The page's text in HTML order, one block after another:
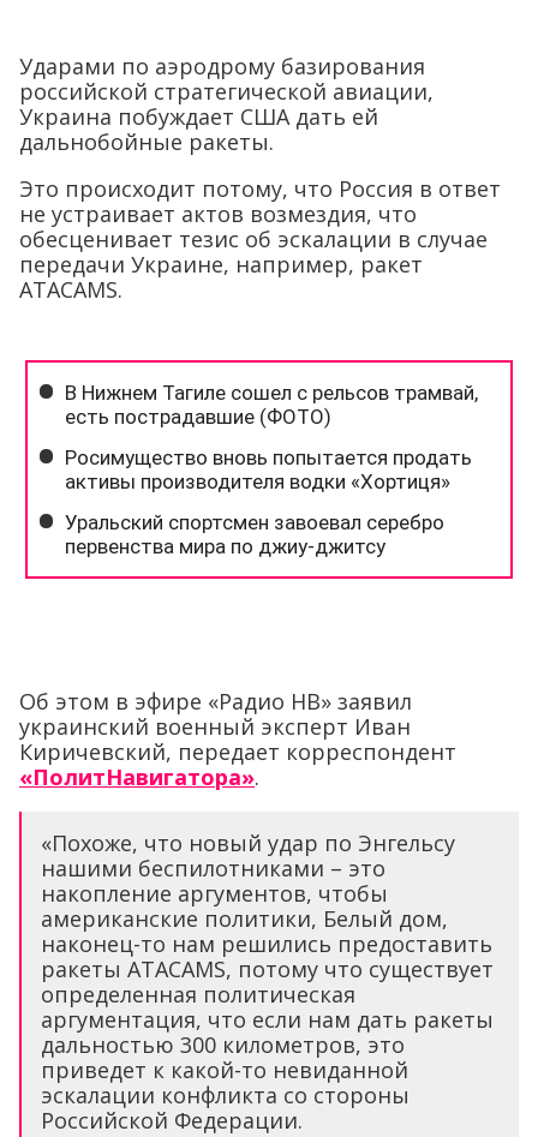
Ударами по аэродрому базирования
российской стратегической авиации,
Украина побуждает США дать ей
дальнобойные ракеты.
Это происходит потому, что Россия в ответ
не устраивает актов возмездия, что
обесценивает тезис об эскалации в случае
передачи Украине, например, ракет
ATACAMS.
Об этом в эфире «Радио НВ» заявил
украинский военный эксперт Иван
Киричевский, передает корреспондент
«ПолитНавигатора».
«Похоже, что новый удар по Энгельсу
нашими беспилотниками – это
накопление аргументов, чтобы
американские политики, Белый дом,
наконец-то нам решились предоставить
ракеты ATACAMS, потому что существует
определенная политическая
аргументация, что если нам дать ракеты
дальностью 300 километров, это
приведет к какой-то невиданной
эскалации конфликта со стороны
Российской Федерации.